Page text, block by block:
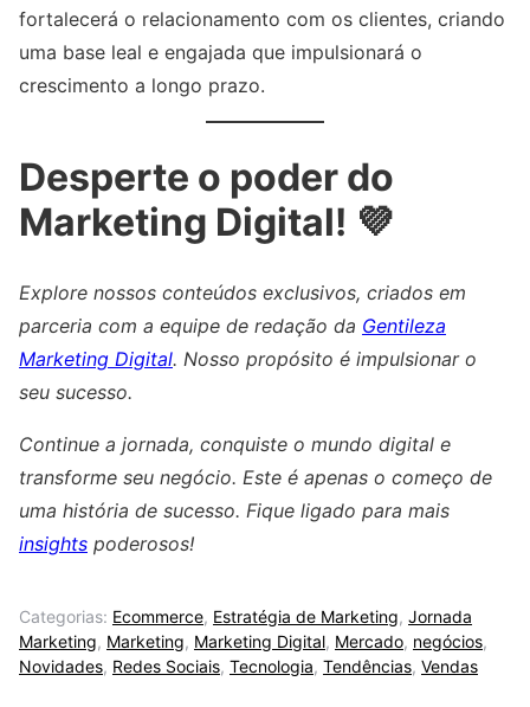
fortalecerá o relacionamento com os clientes, criando
uma base leal e engajada que impulsionará o
crescimento a longo prazo.
Desperte o poder do
Marketing Digital! 💜
Explore nossos conteúdos exclusivos, criados em
parceria com a equipe de redação da Gentileza
Marketing Digital. Nosso propósito é impulsionar o
seu sucesso.
Continue a jornada, conquiste o mundo digital e
transforme seu negócio. Este é apenas o começo de
uma história de sucesso. Fique ligado para mais
insights poderosos!
Categorias: Ecommerce, Estratégia de Marketing, Jornada
Marketing, Marketing, Marketing Digital, Mercado, negócios,
Novidades, Redes Sociais, Tecnologia, Tendências, Vendas